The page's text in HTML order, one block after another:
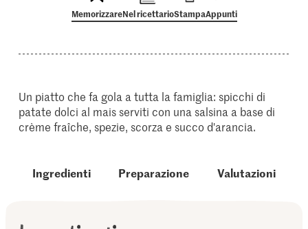
MemorizzareNel ricettarioStampaAppunti
Un piatto che fa gola a tutta la famiglia: spicchi di
patate dolci al mais serviti con una salsina a base di
crème fraîche, spezie, scorza e succo d'arancia.
Ingredienti Preparazione Valutazioni